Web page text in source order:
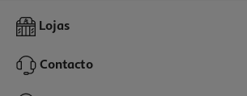
Lojas
Contacto